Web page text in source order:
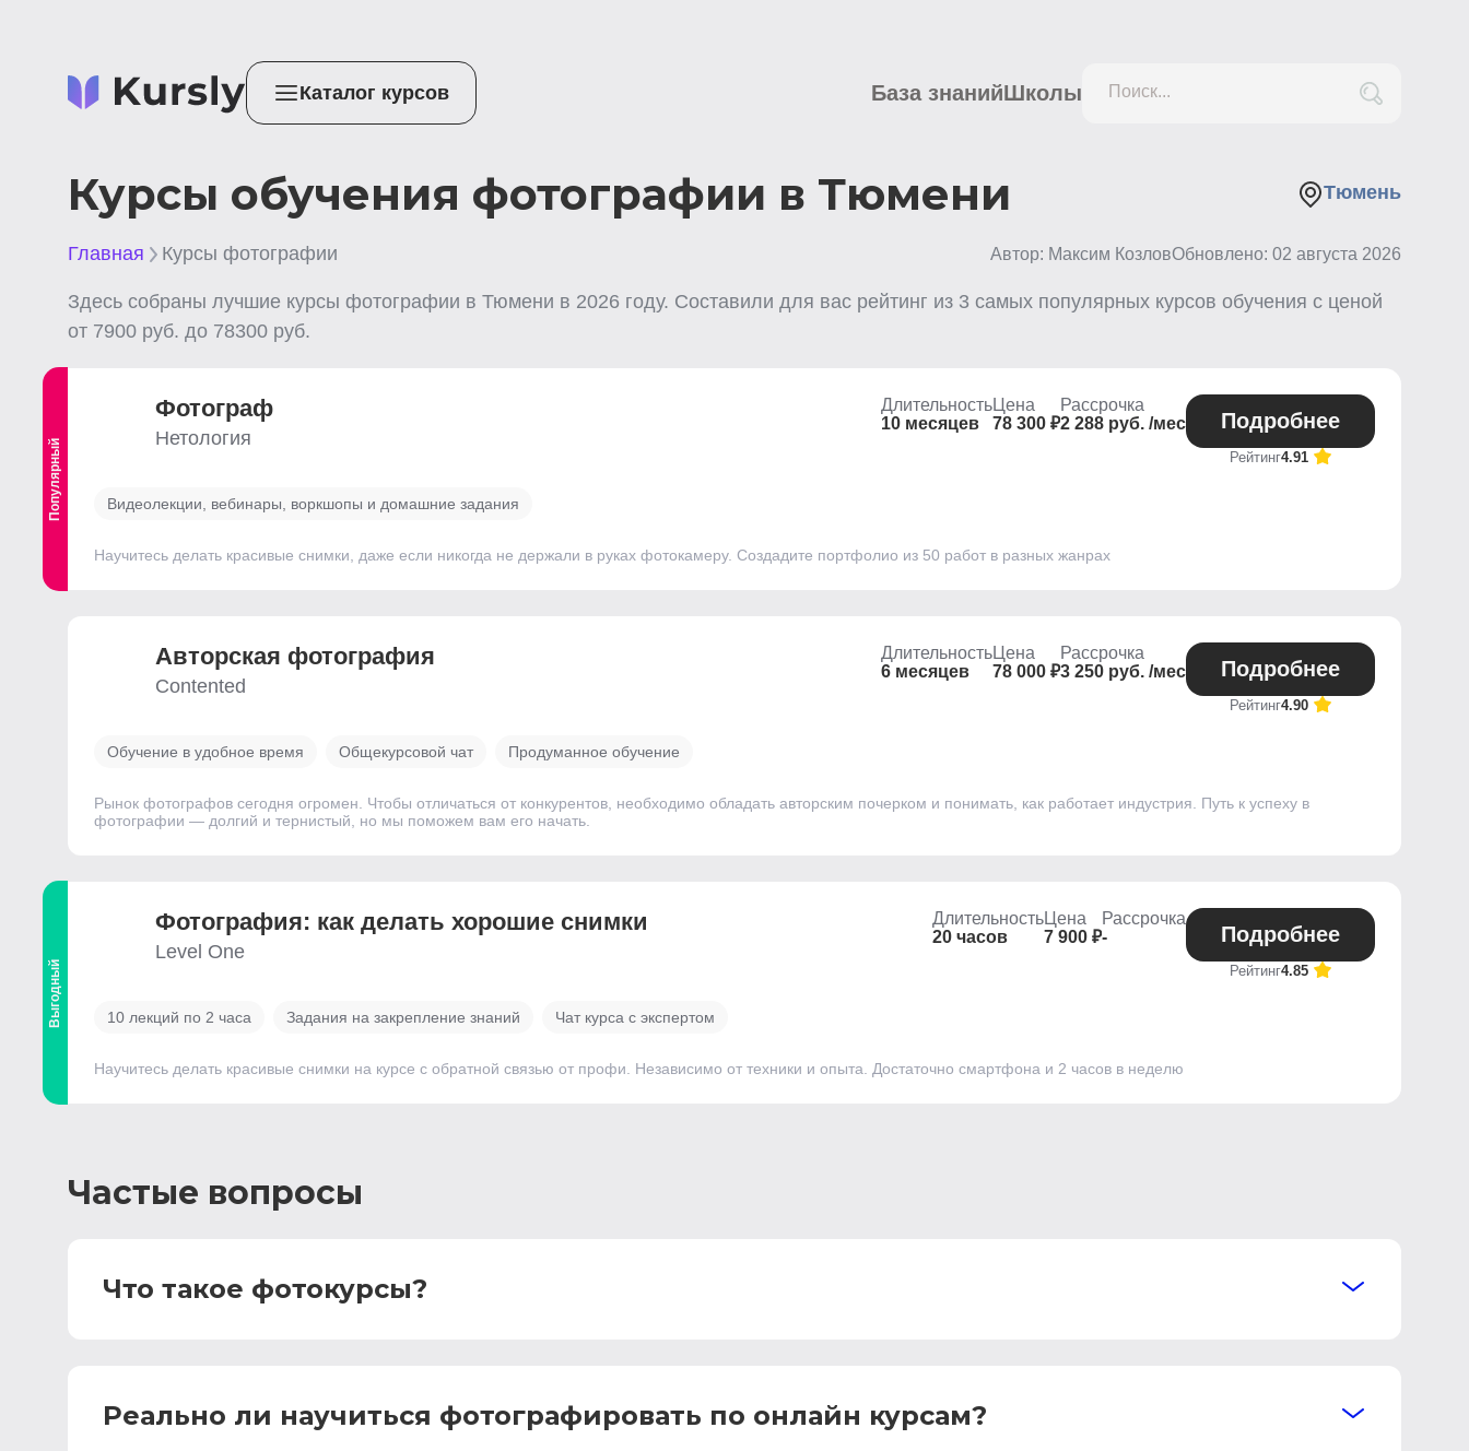
Каталог курсов База знанийШколы Поиск...
Курсы обучения фотографии в Тюмени Тюмень
Главная Курсы фотографии Автор: Максим КозловОбновлено: 02 августа 2026
Здесь собраны лучшие курсы фотографии в Тюмени в 2026 году. Составили для вас рейтинг из 3 самых популярных курсов обучения с ценой
от 7900 руб. до 78300 руб.
Популярный
Фотограф
Нетология
Длительность
10 месяцев
Цена
78 300 ₽
Рассрочка
2 288 руб. /мес
Подробнее
Рейтинг4.91
Видеолекции, вебинары, воркшопы и домашние задания
Научитесь делать красивые снимки, даже если никогда не держали в руках фотокамеру. Создадите портфолио из 50 работ в разных жанрах
Авторская фотография
Contented
Длительность
6 месяцев
Цена
78 000 ₽
Рассрочка
3 250 руб. /мес
Подробнее
Рейтинг4.90
Обучение в удобное время Общекурсовой чат Продуманное обучение
Рынок фотографов сегодня огромен. Чтобы отличаться от конкурентов, необходимо обладать авторским почерком и понимать, как работает индустрия. Путь к успеху в
фотографии — долгий и тернистый, но мы поможем вам его начать.
Выгодный
Фотография: как делать хорошие снимки
Level One
Длительность
20 часов
Цена
7 900 ₽
Рассрочка
-
Подробнее
Рейтинг4.85
10 лекций по 2 часа Задания на закрепление знаний Чат курса с экспертом
Научитесь делать красивые снимки на курсе с обратной связью от профи. Независимо от техники и опыта. Достаточно смартфона и 2 часов в неделю
Частые вопросы
Что такое фотокурсы?
Реально ли научиться фотографировать по онлайн курсам?